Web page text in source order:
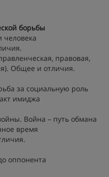
борьбы
правовая,
Общее и отличия.
за социальную роль
имиджа
Война – путь обмана
время
оппонента